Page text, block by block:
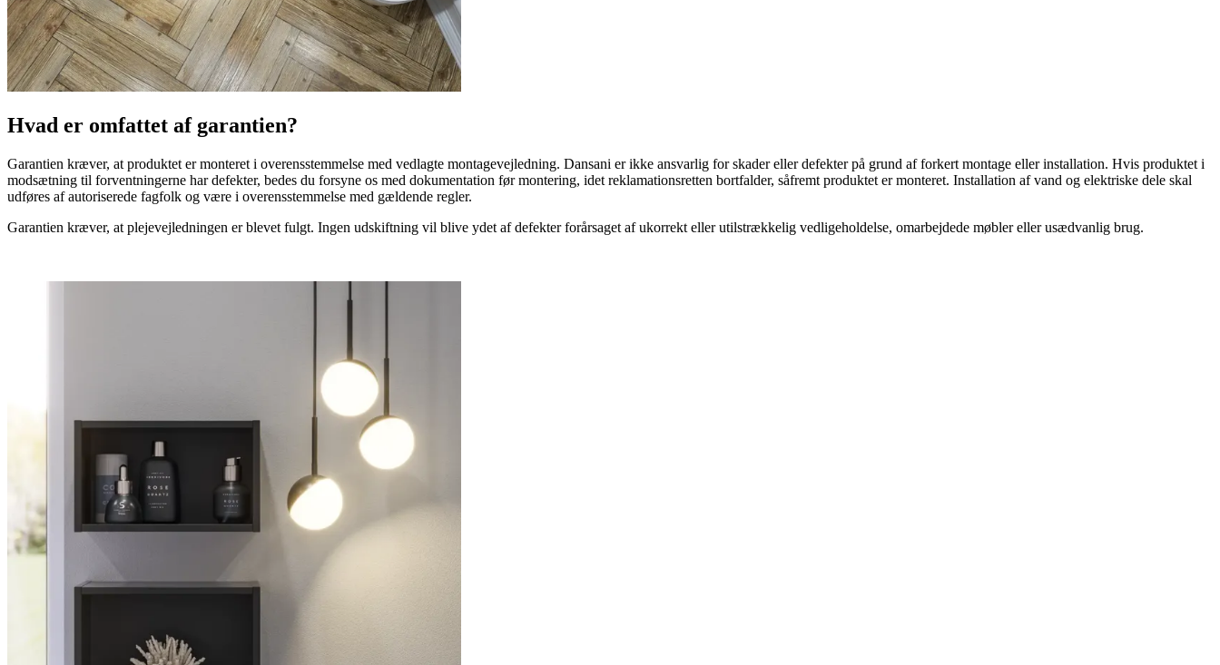
Hvad er omfattet af garantien?
Garantien kræver, at produktet er monteret i overensstemmelse med vedlagte montagevejledning. Dansani er ikke ansvarlig for skader eller defekter på grund af forkert montage eller installation. Hvis produktet i
modsætning til forventningerne har defekter, bedes du forsyne os med dokumentation før montering, idet reklamationsretten bortfalder, såfremt produktet er monteret. Installation af vand og elektriske dele skal
udføres af autoriserede fagfolk og være i overensstemmelse med gældende regler.
Garantien kræver, at plejevejledningen er blevet fulgt. Ingen udskiftning vil blive ydet af defekter forårsaget af ukorrekt eller utilstrækkelig vedligeholdelse, omarbejdede møbler eller usædvanlig brug.